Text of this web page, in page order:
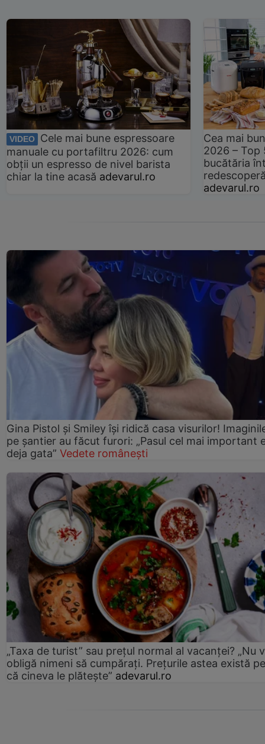
VIDEO
Cele mai bune espressoare
manuale cu portafiltru 2026: cum
obții un espresso de nivel barista
chiar la tine acasă adevarul.ro
Cea mai
2026 –
bucătăria
adevarul.ro
Gina Pistol și Smiley își ridică casa visurilor!
pe șantier au făcut furori: „Pasul cel mai important
deja gata” Vedete românești
„Taxa de turist” sau prețul normal al vacanței? „Nu
obligă nimeni să cumpărați. Prețurile astea există
că cineva le plătește” adevarul.ro